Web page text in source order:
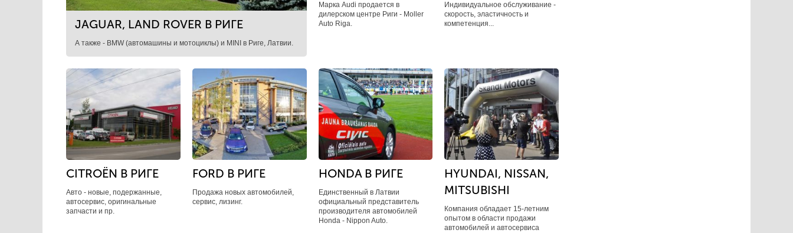
JAGUAR, LAND ROVER В РИГЕ
А также - BMW (автомашины и мотоциклы) и MINI в Риге, Латвии.
Марка Audi продается в
дилерском центре Риги - Moller
Auto Riga.
Индивидуальное обслуживание -
скорость, эластичность и
компетенция...
CITRОЁN В РИГЕ
Авто - новые, подержанные,
автосервис, оригинальные
запчасти и пр.
FORD В РИГЕ
Продажа новых автомобилей,
сервис, лизинг.
HONDA В РИГЕ
Единственный в Латвии
официальный представитель
производителя автомобилей
Honda - Nippon Auto.
HYUNDAI, NISSAN,
MITSUBISHI
Компания обладает 15-летним
опытом в области продажи
автомобилей и автосервиса